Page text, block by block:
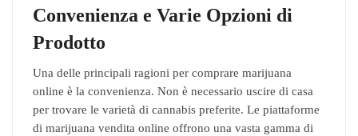
Convenienza e Varie Opzioni di
Prodotto
Una delle principali ragioni per comprare marijuana
online è la convenienza. Non è necessario uscire di casa
per trovare le varietà di cannabis preferite. Le piattaforme
di marijuana vendita online offrono una vasta gamma di